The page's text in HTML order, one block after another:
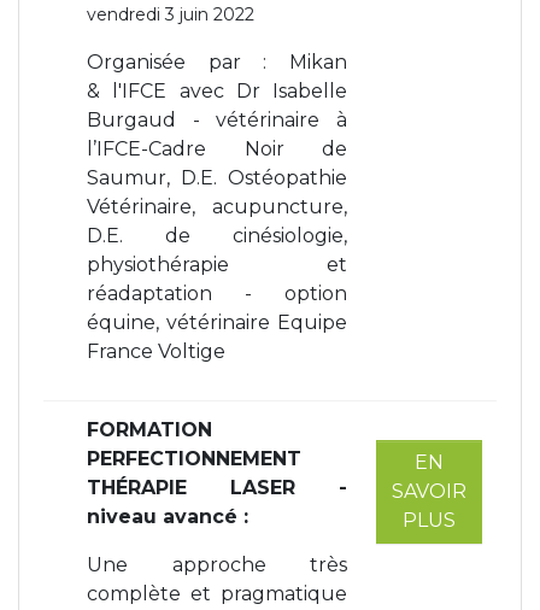
vendredi 3 juin 2022
Organisée par : Mikan
& l'IFCE avec Dr Isabelle
Burgaud - vétérinaire à
l’IFCE-Cadre Noir de
Saumur, D.E. Ostéopathie
Vétérinaire, acupuncture,
D.E. de cinésiologie,
physiothérapie et
réadaptation - option
équine, vétérinaire Equipe
France Voltige
FORMATION
PERFECTIONNEMENT
THÉRAPIE LASER -
niveau avancé :
Une approche très
complète et pragmatique
EN
SAVOIR
PLUS